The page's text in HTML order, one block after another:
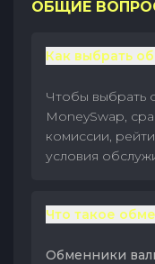
ОБЩИЕ
Как выбрать
Чтобы выбрать
MoneySwap,
комиссии,
условия
Что такое
Обменники